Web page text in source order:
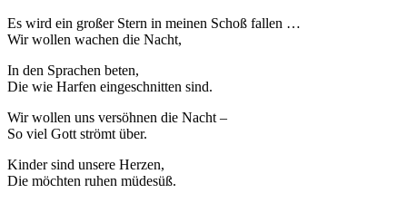
Es wird ein großer Stern in meinen Schoß fallen …
Wir wollen wachen die Nacht,
In den Sprachen beten,
Die wie Harfen eingeschnitten sind.
Wir wollen uns versöhnen die Nacht –
So viel Gott strömt über.
Kinder sind unsere Herzen,
Die möchten ruhen müdesüß.